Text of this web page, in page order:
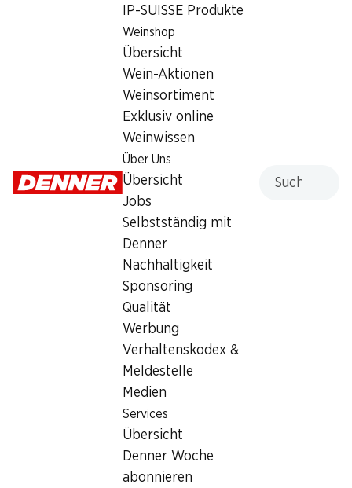
IP-SUISSE Produkte
Weinshop
Übersicht
Wein-Aktionen
Weinsortiment
Exklusiv online
Weinwissen
Über Uns
Übersicht
Jobs
Selbstständig mit
Denner
Nachhaltigkeit
Sponsoring
Qualität
Werbung
Verhaltenskodex &
Meldestelle
Medien
Services
Übersicht
Denner Woche
abonnieren
08:00 - 18:30
Samstag
08:00 - 17:00
Besondere Öffnungszeiten
Bargeldbezug mit Post - / M-Card